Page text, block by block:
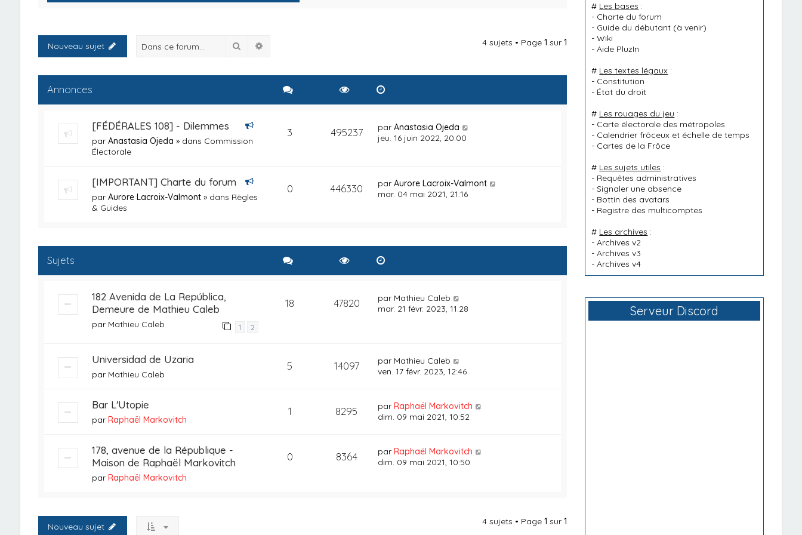
Nouveau sujet Rechercher 4 sujets • Page1 sur1
Annonces
[FÉDÉRALES 108] - Dilemmes
par Anastasia Ojeda » dans Commission
Électorale
3 495237 parAnastasia Ojeda
jeu. 16 juin 2022, 20:00
[IMPORTANT] Charte du forum
par Aurore Lacroix-Valmont » dans Règles
& Guides
0 446330 parAurore Lacroix-Valmont
mar. 04 mai 2021, 21:16
Sujets
182 Avenida de La República,
Demeure de Mathieu Caleb
par Mathieu Caleb 1 2
18 47820 par Mathieu Caleb
mar. 21 févr. 2023, 11:28
Universidad de Uzaria
par Mathieu Caleb
5 14097 par Mathieu Caleb
ven. 17 févr. 2023, 12:46
Bar L'Utopie
par Raphaël Markovitch
1 8295 parRaphaël Markovitch
dim. 09 mai 2021, 10:52
178, avenue de la République -
Maison de Raphaël Markovitch
par Raphaël Markovitch
0 8364 parRaphaël Markovitch
dim. 09 mai 2021, 10:50
Nouveau sujet 4 sujets • Page1 sur1
# Les bases :
- Charte du forum
- Guide du débutant (à venir)
-Wiki
-Aide PluzIn
# Les textes légaux :
- Constitution
- État du droit
# Les rouages du jeu :
- Carte électorale des métropoles
- Calendrier frôceux et échelle de temps
- Cartes de la Frôce
# Les sujets utiles :
- Requêtes administratives
-Signaler une absence
- Bottin des avatars
- Registre des multicomptes
# Les archives :
-Archives v2
-Archives v3
-Archives v4
Serveur Discord